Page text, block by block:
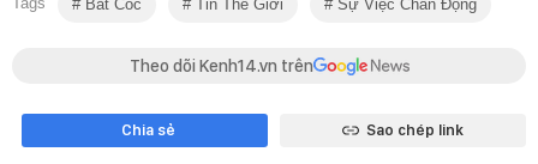
Bắt Cóc Tin Thế Giới Sự Việc Chấn Động
Theo dõi Kenh14.vn trên
Chia sẻ Sao chép link